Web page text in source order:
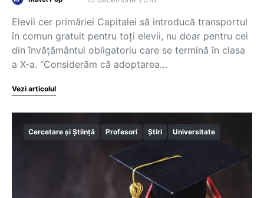
Elevii cer primăriei Capitalei să introducă transportul
în comun gratuit pentru toți elevii, nu doar pentru cei
din învățământul obligatoriu care se termină în clasa
a X-a. “Considerăm că adoptarea…
Vezi articolul
Cercetare și Știință Profesori Știri Universitate